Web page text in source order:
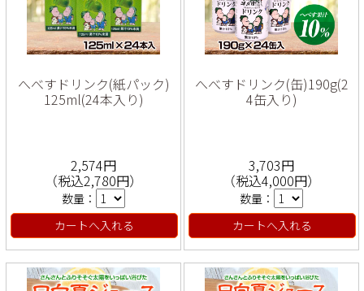
へべすドリンク(紙パック)
125ml(24本入り)
2,574円
（税込2,780円）
数量：
カートへ入れる
へべすドリンク(缶)190g(2
4缶入り)
3,703円
（税込4,000円）
数量：
カートへ入れる